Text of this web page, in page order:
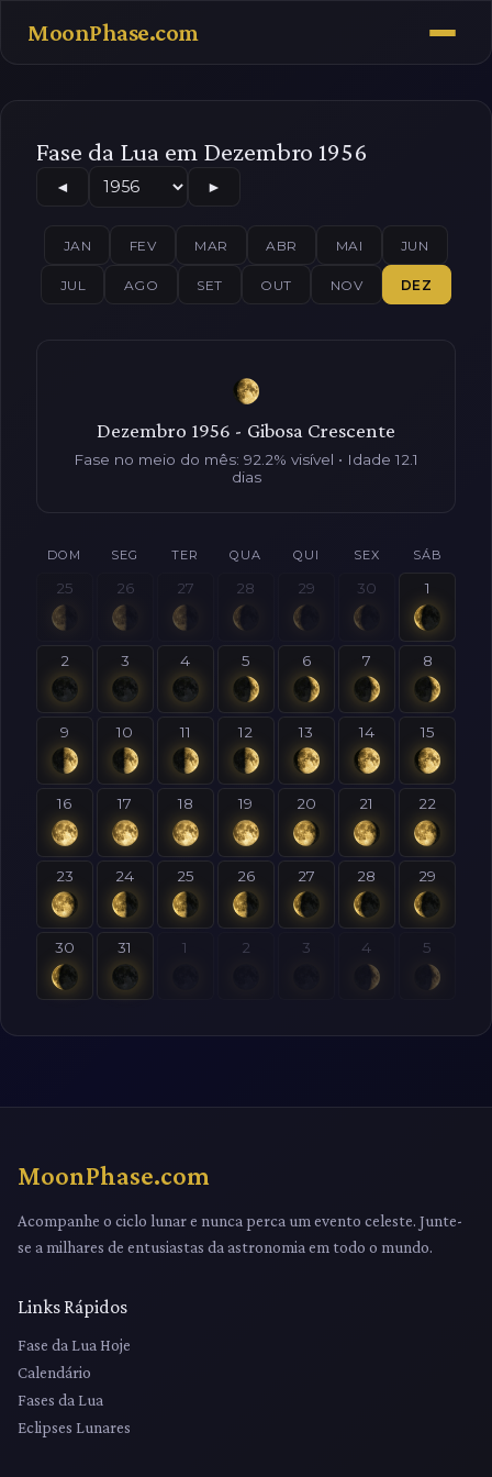
MoonPhase.com
Fase da Lua em Dezembro 1956
◄ ►
JAN FEV MAR ABR MAI JUN
JUL AGO SET OUT NOV DEZ
Dezembro 1956 - Gibosa Crescente
Fase no meio do mês: 92.2% visível • Idade 12.1
dias
DOM SEG TER QUA QUI SEX SÁB
25 26 27 28 29 30 1
2 3 4 5 6 7 8
9 10 11 12 13 14 15
16 17 18 19 20 21 22
23 24 25 26 27 28 29
30 31 1 2 3 4 5
MoonPhase.com
Acompanhe o ciclo lunar e nunca perca um evento celeste. Junte-
se a milhares de entusiastas da astronomia em todo o mundo.
Links Rápidos
Fase da Lua Hoje
Calendário
Fases da Lua
Eclipses Lunares